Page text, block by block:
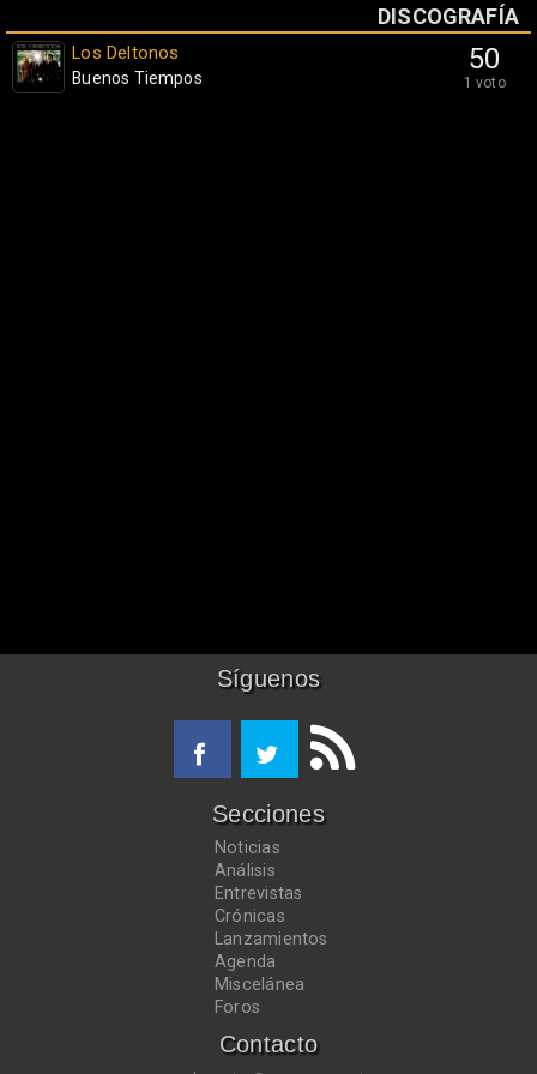
DISCOGRAFÍA
50
1 voto
Los Deltonos
Buenos Tiempos
Síguenos
Secciones
Noticias
Análisis
Entrevistas
Crónicas
Lanzamientos
Agenda
Miscelánea
Foros
Contacto